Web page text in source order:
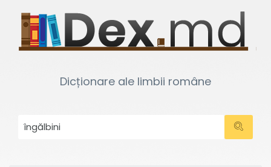
Dicționare ale limbii române